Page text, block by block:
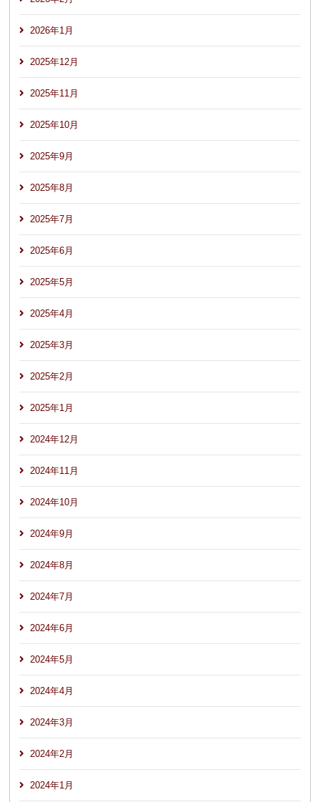
2026年1月
2025年12月
2025年11月
2025年10月
2025年9月
2025年8月
2025年7月
2025年6月
2025年5月
2025年4月
2025年3月
2025年2月
2025年1月
2024年12月
2024年11月
2024年10月
2024年9月
2024年8月
2024年7月
2024年6月
2024年5月
2024年4月
2024年3月
2024年2月
2024年1月